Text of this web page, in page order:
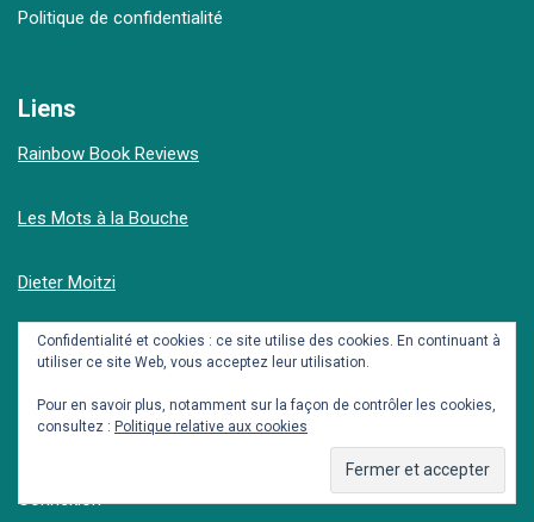
Politique de confidentialité
Liens
Rainbow Book Reviews
Les Mots à la Bouche
Dieter Moitzi
Club Littéraire du Marais
LGBThèque
Connexion
Confidentialité et cookies : ce site utilise des cookies. En continuant à
utiliser ce site Web, vous acceptez leur utilisation.
Pour en savoir plus, notamment sur la façon de contrôler les cookies,
consultez : Politique relative aux cookies